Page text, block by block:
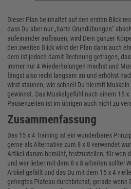
Dieser Plan beinhaltet auf den ersten Blick
dass Du aber nur „harte Grundübungen“
aufeinander aufbauen, wird Dein ganzer
den zweiten Blick wirkt der Plan dann auch
dem ist jedoch damit Rechnung getragen,
immer nur 4 Wiederholungen machst und
fängst also recht langsam an und erhöhst
wirst staunen, wie schnell Du hiermit
gewinnst. Das Muskelgefühl nach einem 15
Pausenzeiten ist im übrigen auch nicht zu
Zusammenfassung
Das 15 x 4 Training ist ein wunderbares
gerne als Alternative zum 8 x 8 verwendet
Artikel darum bemüht, festzustellen, für wen
und wer lieber mit dem 8 x 8 arbeiten sollte!
Artikel gefällt und das Du mit dem 15 x 4
gehegtes Plateau durchbrichst, gerade wenn